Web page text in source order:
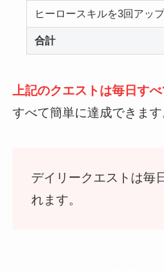
ヒーロースキルを3回アッ
合計
上記のクエストは毎日す
すべて簡単に達成できます
デイリークエストは毎
れます。